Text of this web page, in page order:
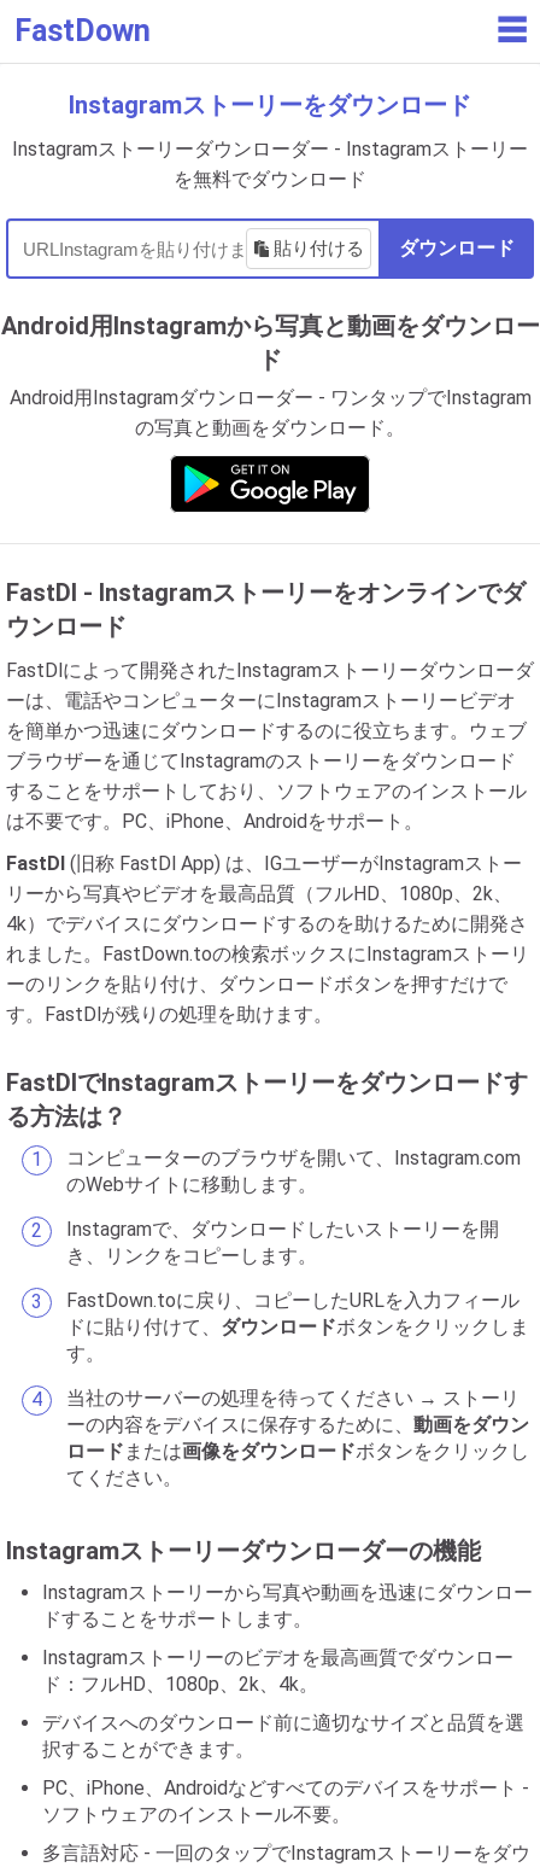
FastDown ☰
Instagramストーリーをダウンロード
Instagramストーリーダウンローダー - Instagramストーリー
を無料でダウンロード
貼り付ける ダウンロード
Android用Instagramから写真と動画をダウンロー
ド
Android用Instagramダウンローダー - ワンタップでInstagram
の写真と動画をダウンロード。
FastDl - Instagramストーリーをオンラインでダ
ウンロード
FastDlによって開発されたInstagramストーリーダウンローダ
ーは、電話やコンピューターにInstagramストーリービデオ
を簡単かつ迅速にダウンロードするのに役立ちます。ウェブ
ブラウザーを通じてInstagramのストーリーをダウンロード
することをサポートしており、ソフトウェアのインストール
は不要です。PC、iPhone、Androidをサポート。
FastDl (旧称 FastDl App) は、IGユーザーがInstagramストー
リーから写真やビデオを最高品質（フルHD、1080p、2k、
4k）でデバイスにダウンロードするのを助けるために開発さ
れました。FastDown.toの検索ボックスにInstagramストーリ
ーのリンクを貼り付け、ダウンロードボタンを押すだけで
す。FastDlが残りの処理を助けます。
FastDlでInstagramストーリーをダウンロードす
る方法は？
コンピューターのブラウザを開いて、Instagram.com
のWebサイトに移動します。
Instagramで、ダウンロードしたいストーリーを開
き、リンクをコピーします。
FastDown.toに戻り、コピーしたURLを入力フィール
ドに貼り付けて、 ダウンロードボタンをクリックしま
す。
当社のサーバーの処理を待ってください → ストーリ
ーの内容をデバイスに保存するために、 動画をダウン
ロード または画像をダウンロードボタンをクリックし
てください。
Instagramストーリーダウンローダーの機能
Instagramストーリーから写真や動画を迅速にダウンロー
ドすることをサポートします。
Instagramストーリーのビデオを最高画質でダウンロー
ド：フルHD、1080p、2k、4k。
デバイスへのダウンロード前に適切なサイズと品質を選
択することができます。
PC、iPhone、Androidなどすべてのデバイスをサポート -
ソフトウェアのインストール不要。
多言語対応 - 一回のタップでInstagramストーリーをダウ